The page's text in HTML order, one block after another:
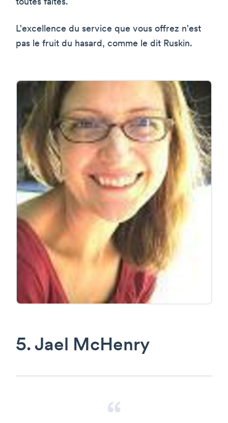
toutes faites.
L'excellence du service que vous offrez n'est
pas le fruit du hasard, comme le dit Ruskin.
5. Jael McHenry